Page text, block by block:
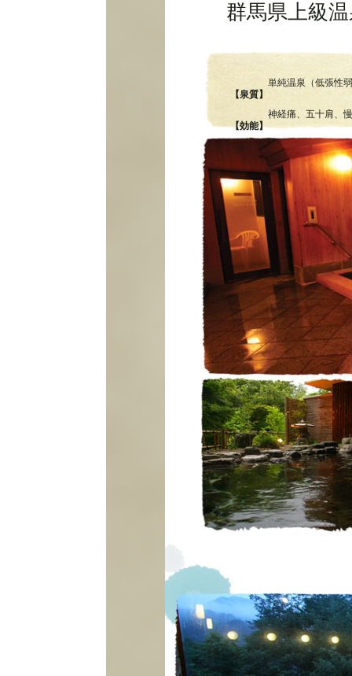
群馬県上級
【泉質】単純温泉（低張性
【効能】神経痛、五十肩、